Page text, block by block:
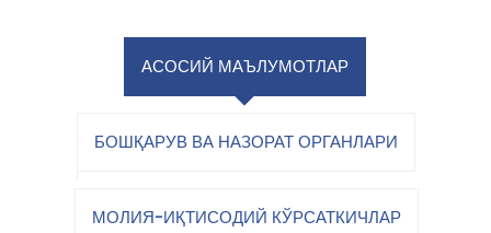
АСОСИЙ МАЪЛУМОТЛАР
БОШҚАРУВ ВА НАЗОРАТ ОРГАНЛАРИ
МОЛИЯ-ИҚТИСОДИЙ КЎРСАТКИЧЛАР